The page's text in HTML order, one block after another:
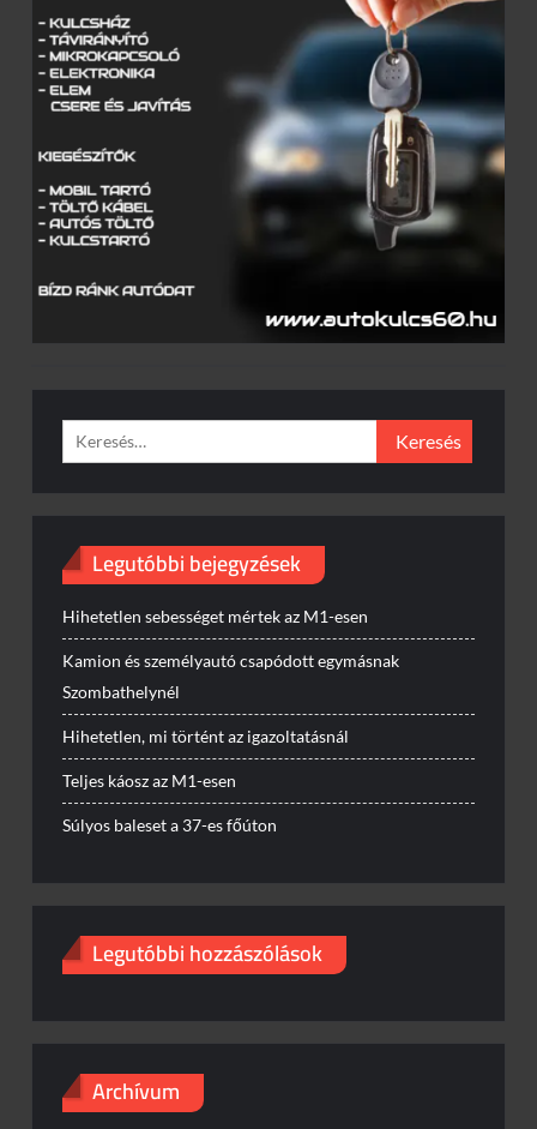
Keresés:
Legutóbbi bejegyzések
Hihetetlen sebességet mértek az M1-esen
Kamion és személyautó csapódott egymásnak
Szombathelynél
Hihetetlen, mi történt az igazoltatásnál
Teljes káosz az M1-esen
Súlyos baleset a 37-es főúton
Legutóbbi hozzászólások
Archívum